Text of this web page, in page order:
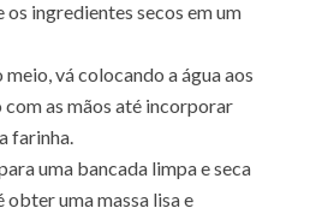
os ingredientes secos em um
meio, vá colocando a água aos
as mãos até incorporar
farinha.
uma bancada limpa e seca
obter uma massa lisa e